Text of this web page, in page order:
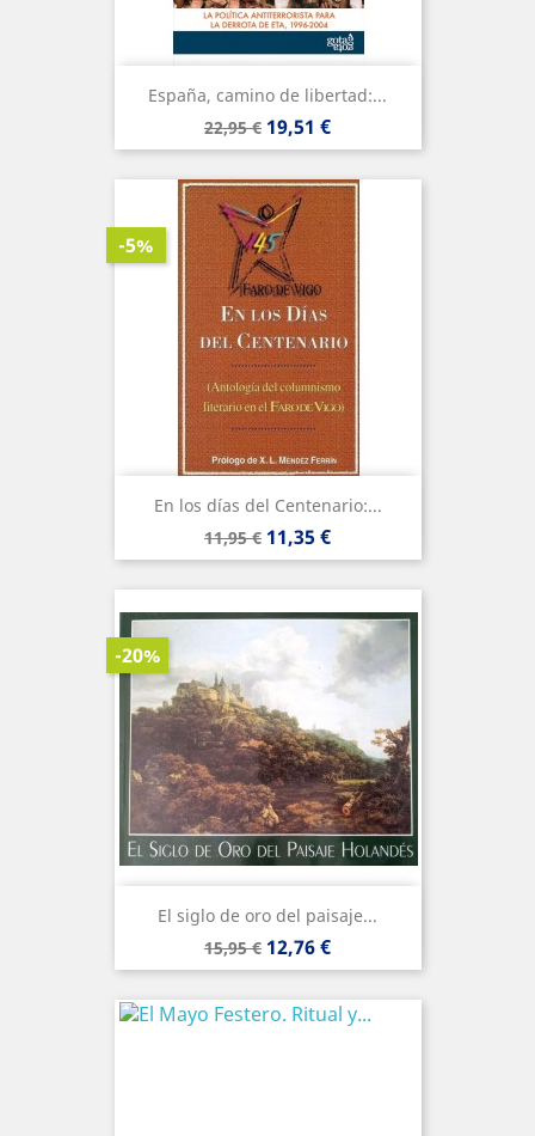
España, camino de libertad:...
Precio
base
22,95 € Precio
19,51 €
En los días del Centenario:...
Precio
base
11,95 €
-5%
Precio
11,35 €
El siglo de oro del paisaje...
Precio
base
15,95 €
-20%
Precio
12,76 €